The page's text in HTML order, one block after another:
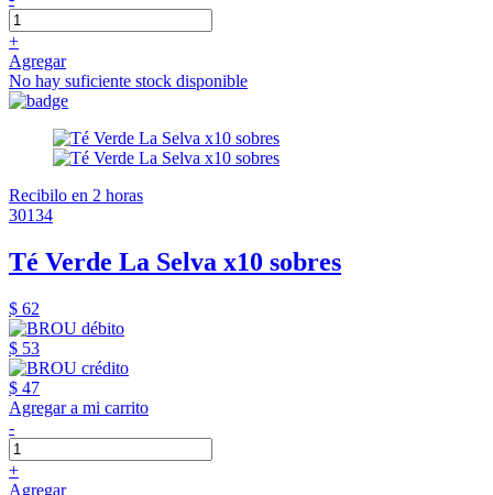
+
Agregar
No hay suficiente stock disponible
Recibilo en 2 horas
30134
Té Verde La Selva x10 sobres
$ 62
$ 53
$ 47
Agregar a mi carrito
-
+
Agregar